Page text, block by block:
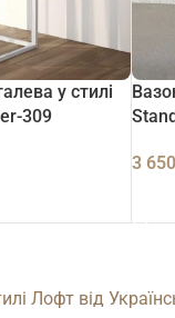
у стилі
309
3
Лофт від